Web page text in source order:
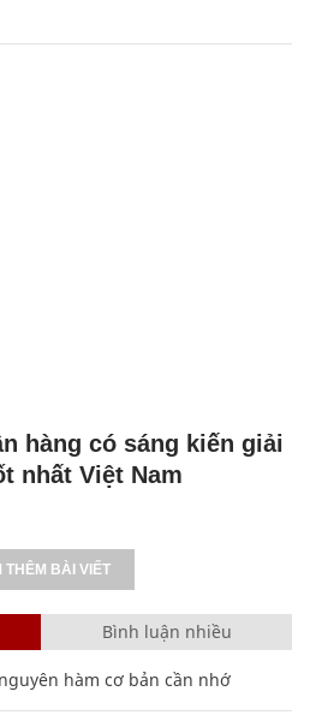
hàng có sáng kiến giải
nhất Việt Nam
THÊM BÀI VIẾT
Bình luận nhiều
hàm cơ bản cần nhớ